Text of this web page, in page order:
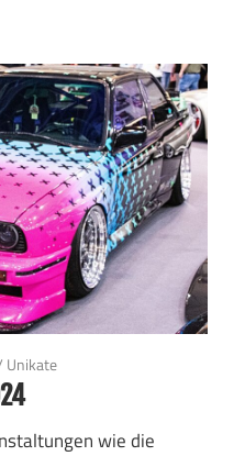
Unikate
wie die